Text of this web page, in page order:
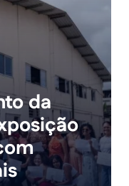
da